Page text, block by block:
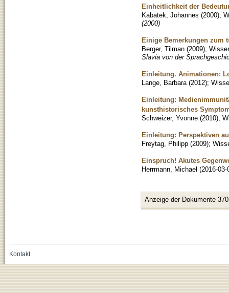
Einheitlichkeit der
Kabatek, Johannes (2000);
(2000)
Einige Bemerkungen zum
Berger, Tilman (2009);
Slavia von der
Einleitung. Animationen:
Lange, Barbara (2012);
Einleitung:
kunsthistorisches
Schweizer, Yvonne (2010);
Einleitung: Perspektiven
Freytag, Philipp (2009);
Einspruch! Akutes
Herrmann, Michael (2016-03-
Anzeige der Dokumente
Kontakt